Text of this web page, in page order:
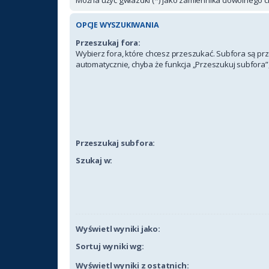
OPCJE WYSZUKIWANIA
Przeszukaj fora:
Wybierz fora, które chcesz przeszukać. Subfora są
automatycznie, chyba że funkcja „Przeszukuj
Przeszukaj subfora:
Szukaj w:
Wyświetl wyniki jako:
Sortuj wyniki wg:
Wyświetl wyniki z ostatnich: